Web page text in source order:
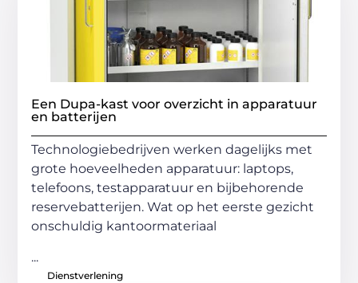
Een Dupa-kast voor overzicht in apparatuur
en batterijen
Technologiebedrijven werken dagelijks met
grote hoeveelheden apparatuur: laptops,
telefoons, testapparatuur en bijbehorende
reservebatterijen. Wat op het eerste gezicht
onschuldig kantoormateriaal
...
Dienstverlening